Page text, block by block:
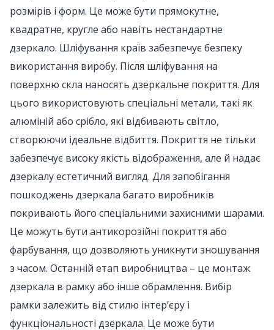
розмірів і форм. Це може бути прямокутне,
квадратне, кругле або навіть нестандартне
дзеркало. Шліфування країв забезпечує безпеку
використання виробу. Після шліфування на
поверхню скла наносять дзеркальне покриття. Для
цього використовують спеціальні метали, такі як
алюміній або срібло, які відбивають світло,
створюючи ідеальне відбиття. Покриття не тільки
забезпечує високу якість відображення, але й надає
дзеркалу естетичний вигляд. Для запобігання
пошкоджень дзеркала багато виробників
покривають його спеціальними захисними шарами.
Це можуть бути антикорозійні покриття або
фарбування, що дозволяють уникнути зношування
з часом. Останній етап виробництва – це монтаж
дзеркала в рамку або інше обрамлення. Вибір
рамки залежить від стилю інтер’єру і
функціональності дзеркала. Це може бути